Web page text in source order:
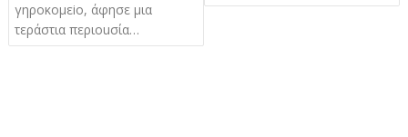
γηροκομεiο, άφησε μια
τεράστια περιοuσία…